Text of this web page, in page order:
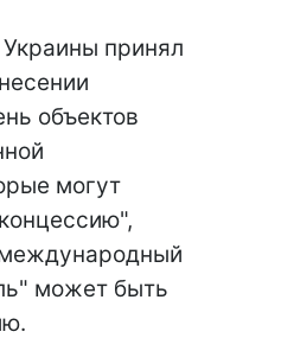
принял
объектов
могут
может быть